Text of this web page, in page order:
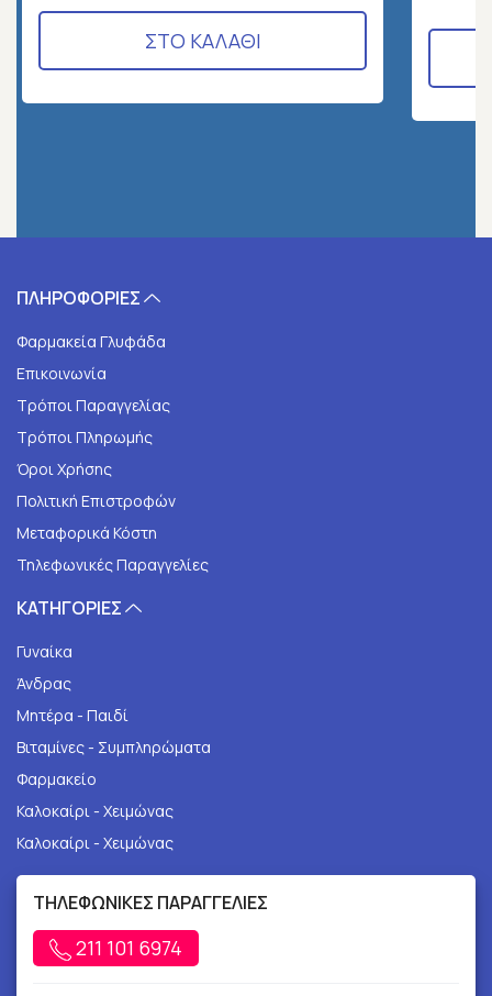
ΣΤΟ ΚΑΛΑΘΙ
ΠΛΗΡΟΦΟΡΙΕΣ
Φαρμακεία Γλυφάδα
Επικοινωνία
Τρόποι Παραγγελίας
Τρόποι Πληρωμής
Όροι Χρήσης
Πολιτική Επιστροφών
Μεταφορικά Κόστη
Τηλεφωνικές Παραγγελίες
ΚΑΤΗΓΟΡΙΕΣ
Γυναίκα
Άνδρας
Μητέρα - Παιδί
Βιταμίνες - Συμπληρώματα
Φαρμακείο
Καλοκαίρι - Χειμώνας
Καλοκαίρι - Χειμώνας
ΤΗΛΕΦΩΝΙΚΕΣ ΠΑΡΑΓΓΕΛΙΕΣ
211 101 6974